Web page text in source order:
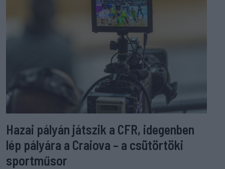
Hazai pályán játszik a CFR, idegenben
lép pályára a Craiova – a csütörtöki
sportműsor